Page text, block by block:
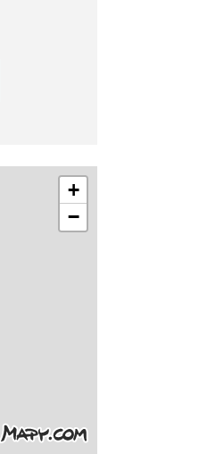
+
−